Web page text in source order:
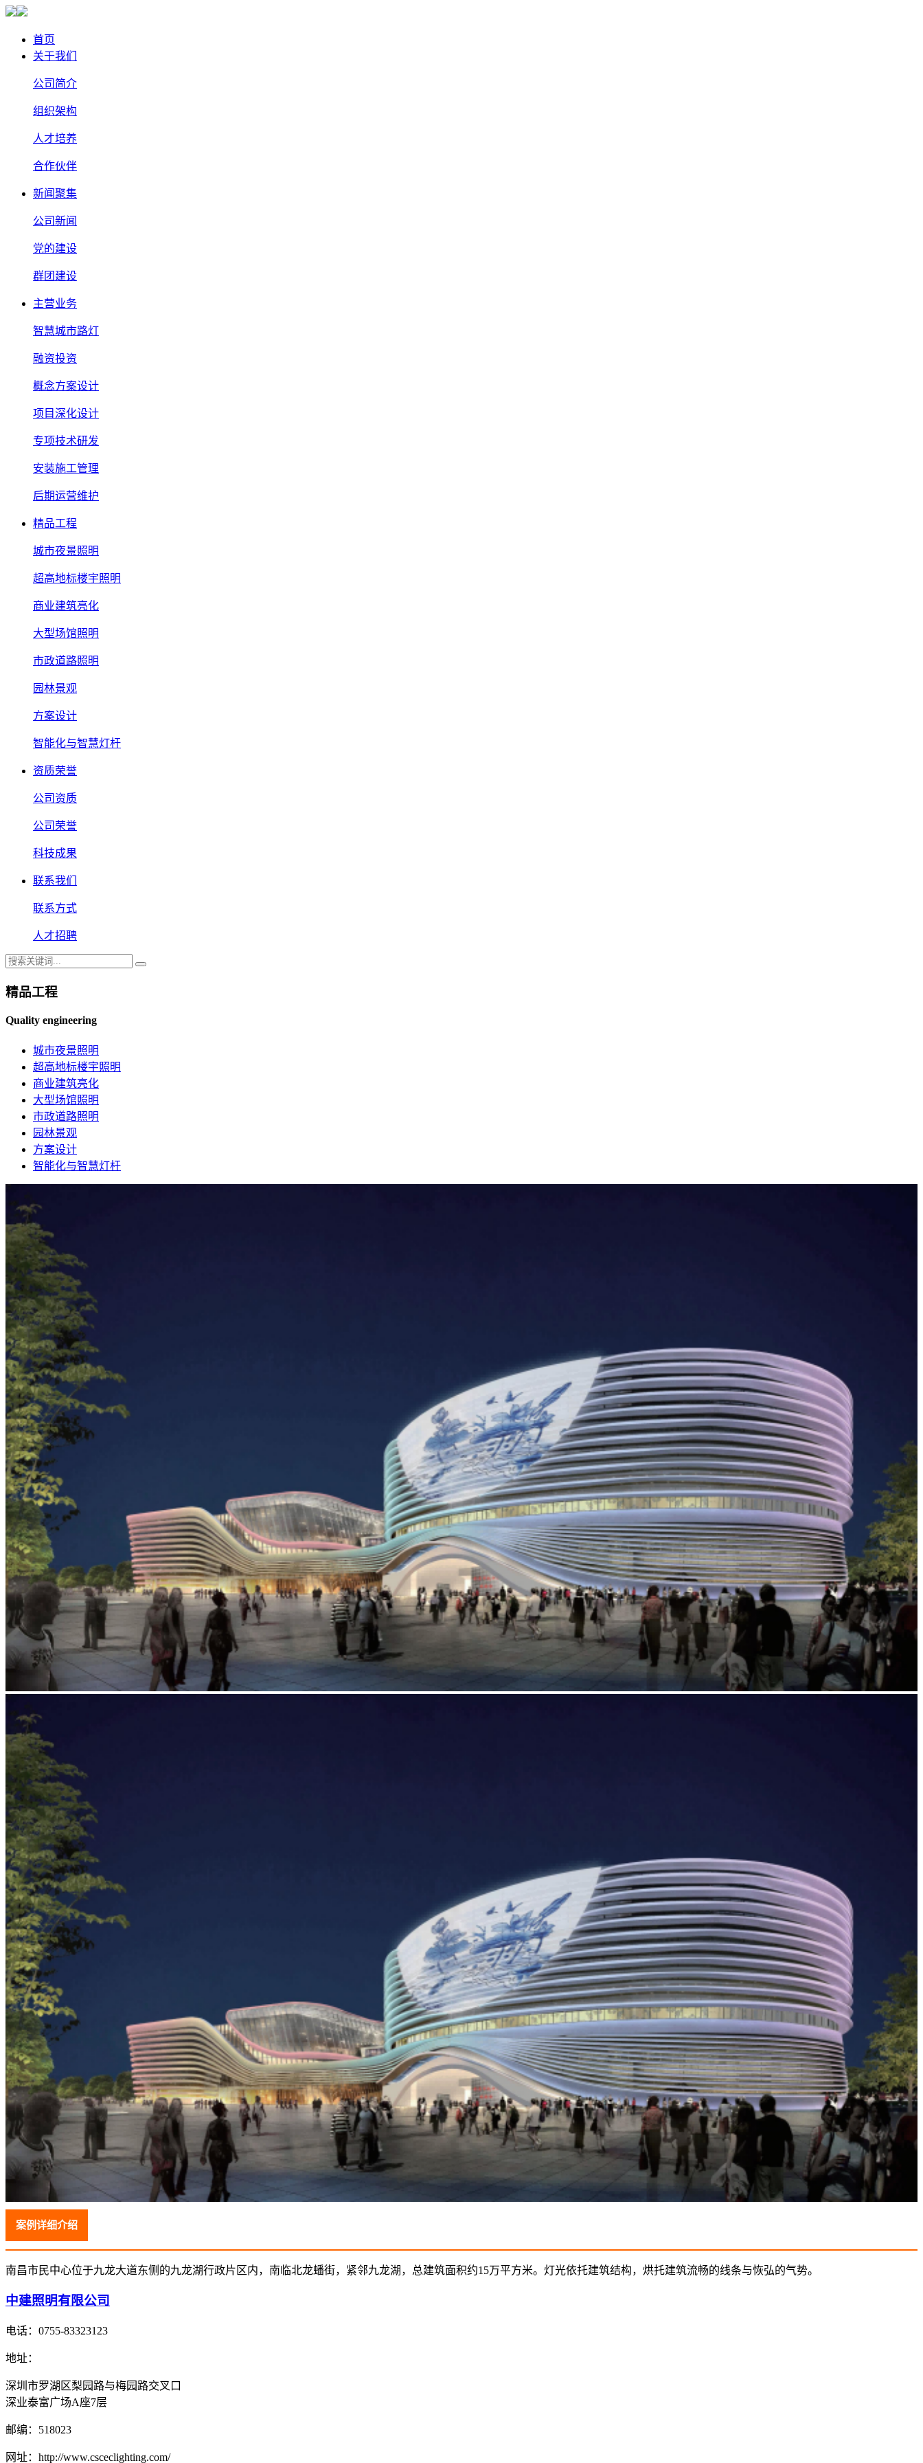
首页
关于我们
公司简介
组织架构
人才培养
合作伙伴
新闻聚集
公司新闻
党的建设
群团建设
主营业务
智慧城市路灯
融资投资
概念方案设计
项目深化设计
专项技术研发
安装施工管理
后期运营维护
精品工程
城市夜景照明
超高地标楼宇照明
商业建筑亮化
大型场馆照明
市政道路照明
园林景观
方案设计
智能化与智慧灯杆
资质荣誉
公司资质
公司荣誉
科技成果
联系我们
联系方式
人才招聘
精品工程
Quality engineering
城市夜景照明
超高地标楼宇照明
商业建筑亮化
大型场馆照明
市政道路照明
园林景观
方案设计
智能化与智慧灯杆
案例详细介绍
南昌市民中心位于九龙大道东侧的九龙湖行政片区内，南临北龙蟠街，紧邻九龙湖，总建筑面积约15万平方米。灯光依托建筑结构，烘托建筑流畅的线条与恢弘的气势。
中建照明有限公司
电话： 0755-83323123
地址：
深圳市罗湖区梨园路与梅园路交叉口
深业泰富广场A座7层
邮编： 518023
网址： http://www.csceclighting.com/